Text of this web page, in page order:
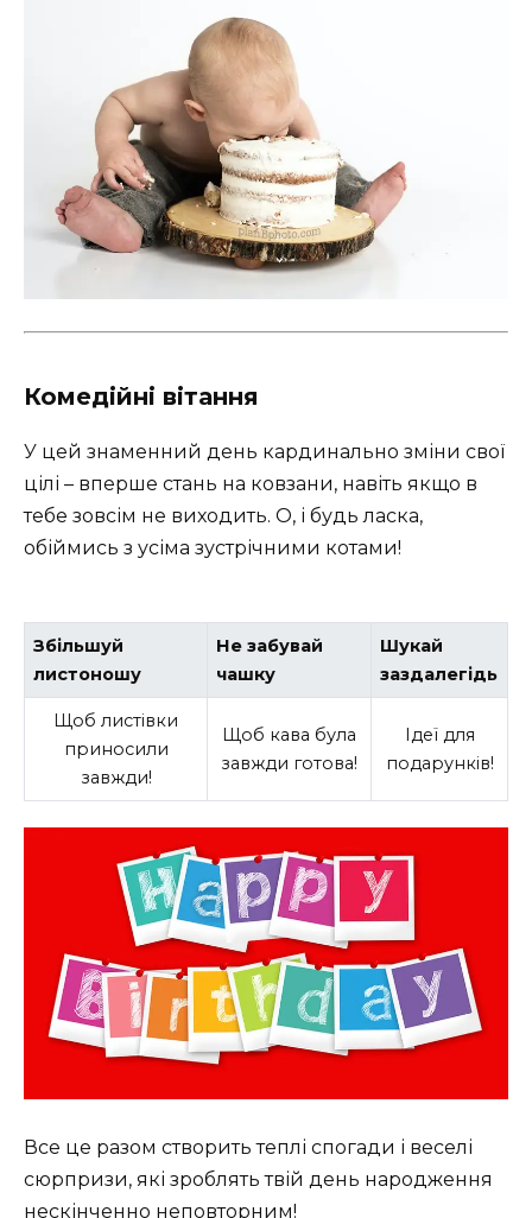
Комедійні вітання
У цей знаменний день кардинально зміни свої
цілі – вперше стань на ковзани, навіть якщо в
тебе зовсім не виходить. О, і будь ласка,
обіймись з усіма зустрічними котами!
Збільшуй
листоношу
Не забувай
чашку
Шукай
заздалегідь
Щоб листівки
приносили
завжди!
Щоб кава була
завжди готова!
Ідеї для
подарунків!
Все це разом створить теплі спогади і веселі
сюрпризи, які зроблять твій день народження
нескінченно неповторним!